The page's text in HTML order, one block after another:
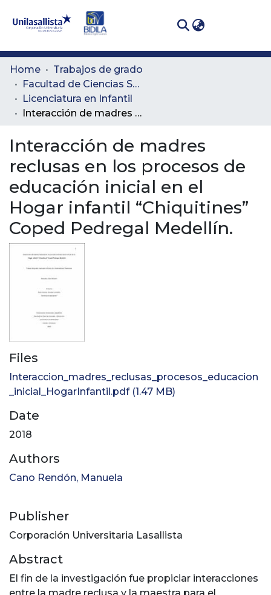
Communities
& Collections
All of DSpace
Statistics
Home
Trabajos de grado
Facultad de Ciencias Sociales y Educación
Licenciatura en Infantil
Interacción de madres reclusas en los procesos de educación inicial en el Hogar infantil “Chiquitines” Coped Pedregal Medellín.
Interacción de madres
reclusas en los procesos de
educación inicial en el
Hogar infantil “Chiquitines”
Coped Pedregal Medellín.
Files
Interaccion_madres_reclusas_procesos_educacion
_inicial_HogarInfantil.pdf(1.47 MB)
Date
2018
Authors
Cano Rendón, Manuela
Publisher
Corporación Universitaria Lasallista
Abstract
El fin de la investigación fue propiciar interacciones